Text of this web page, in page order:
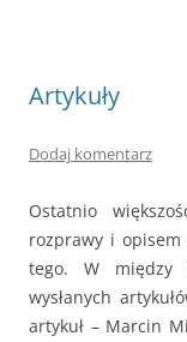
Artykuły
Dodaj komentarz
Ostatnio
rozprawy i opisem
tego. W między
wysłanych
artykuł – Marcin